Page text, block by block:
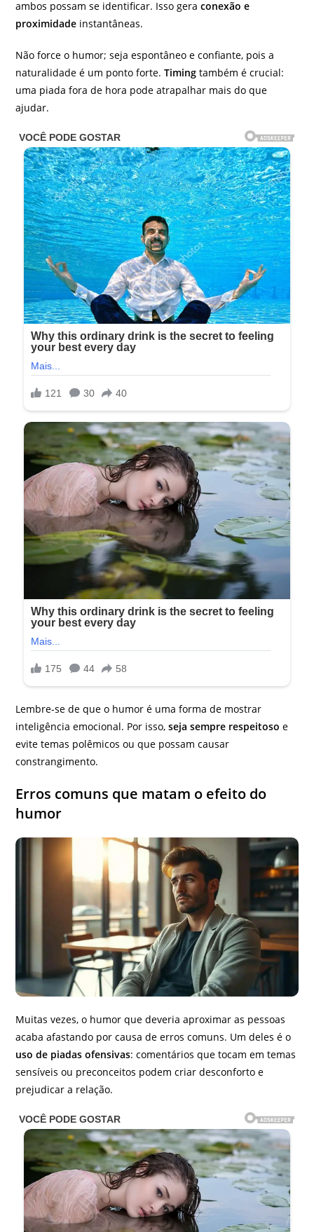
ambos possam se identificar. Isso geraconexão e
proximidade instantâneas.
Não force o humor; seja espontâneo e confiante, pois a
naturalidade é um ponto forte.Timing também é crucial:
uma piada fora de hora pode atrapalhar mais do que
ajudar.
Lembre-se de que o humor é uma forma de mostrar
inteligência emocional. Por isso,seja sempre respeitoso e
evite temas polêmicos ou que possam causar
constrangimento.
Erros comuns que matam o efeito do
humor
Muitas vezes, o humor que deveria aproximar as pessoas
acaba afastando por causa de erros comuns. Um deles é o
uso de piadas ofensivas: comentários que tocam em temas
sensíveis ou preconceitos podem criar desconforto e
prejudicar a relação.